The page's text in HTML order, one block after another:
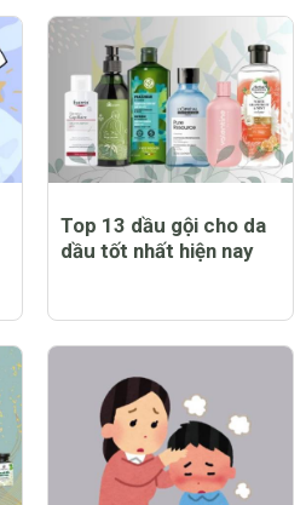
Top 13 dầu gội cho da
dầu tốt nhất hiện nay